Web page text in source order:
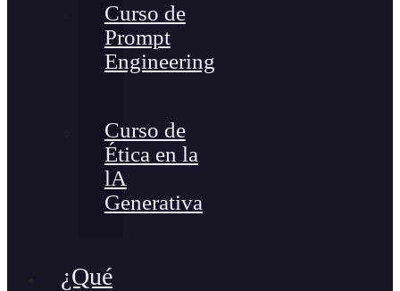
Curso de
Prompt
Engineering
Curso de
Ética en la
lA
Generativa
¿Qué